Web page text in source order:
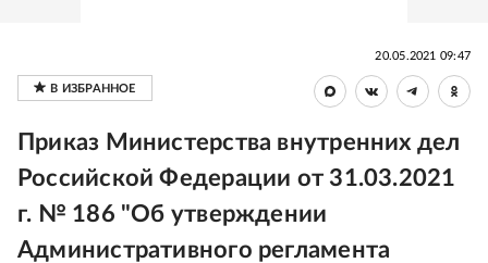
20.05.2021 09:47
Приказ Министерства внутренних дел
Российской Федерации от 31.03.2021
г. № 186 "Об утверждении
Административного регламента